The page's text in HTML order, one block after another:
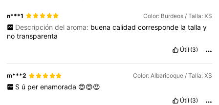
n***1 Color: Burdeos / Talla: XS
Descripción del aroma: buena calidad corresponde la talla y
notransparenta
Útil (3)
m***2 Color: Albaricoque / Talla: XS
S ú per enamorada 😍😍😍
Útil (3)